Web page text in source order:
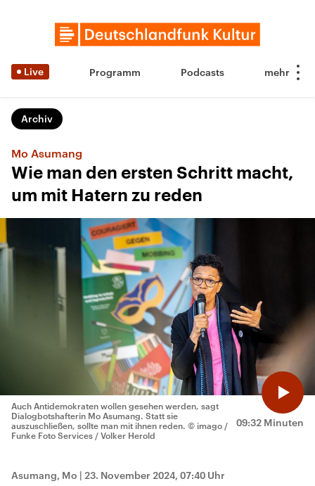
Live Programm Podcasts
Archiv
Mo Asumang
Wie man den ersten Schritt macht,
um mit Hatern zu reden
09:32 Minuten
Auch Antidemokraten wollen gesehen werden, sagt
Dialogbotshafterin Mo Asumang. Statt sie
auszuschließen, sollte man mit ihnen reden. © imago /
Funke Foto Services / Volker Herold
Asumang, Mo | 23. November 2024, 07:40 Uhr